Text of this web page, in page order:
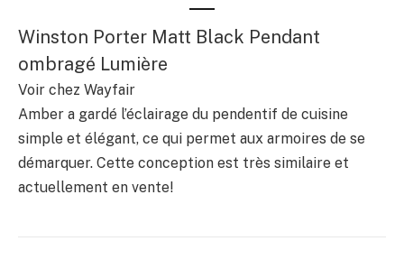
Winston Porter Matt Black Pendant
ombragé Lumière
Voir chez Wayfair
Amber a gardé l’éclairage du pendentif de cuisine
simple et élégant, ce qui permet aux armoires de se
démarquer. Cette conception est très similaire et
actuellement en vente!